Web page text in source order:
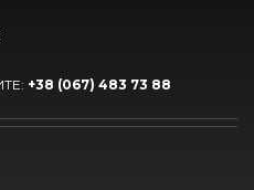
+38 (067) 483 73 88